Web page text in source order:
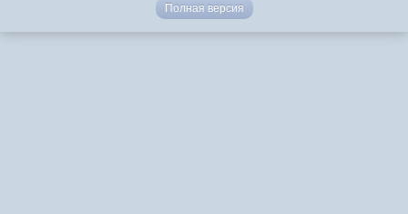
Полная версия